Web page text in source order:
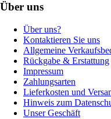
Über uns
Über uns?
Kontaktieren Sie uns
Allgemeine
Rückgabe & Erstattung
Impressum
Zahlungsarten
Lieferkosten und
Hinweis zum
Unser Geschäft